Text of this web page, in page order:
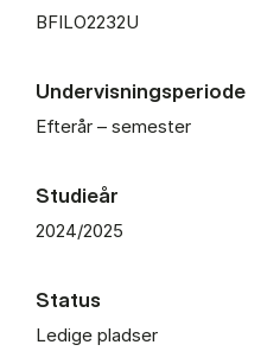
BFILO2232U
Undervisningsperiode
Efterår – semester
Studieår
2024/2025
Status
Ledige pladser